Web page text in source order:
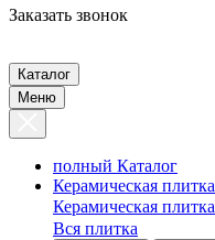
Заказать звонок
Каталог
Меню
полный Каталог
Керамическая плитка
Керамическая плитка
Вся плитка